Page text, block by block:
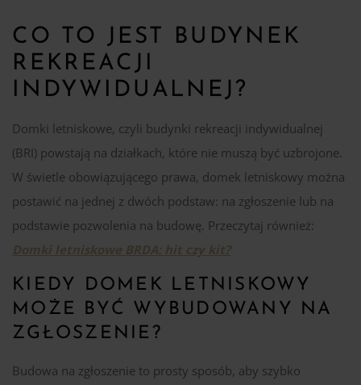
CO TO JEST BUDYNEK
REKREACJI
INDYWIDUALNEJ?
Domki letniskowe, czyli budynki rekreacji indywidualnej
(BRI) powstają na działkach, które nie muszą być uzbrojone.
W świetle obowiązującego prawa, domek letniskowy można
postawić na jednej z dwóch podstaw: na zgłoszenie lub na
podstawie pozwolenia na budowę. Przeczytaj również:
Domki letniskowe BRDA: hit czy kit?
KIEDY DOMEK LETNISKOWY
MOŻE BYĆ WYBUDOWANY NA
ZGŁOSZENIE?
Budowa na zgłoszenie to prosty sposób, aby szybko